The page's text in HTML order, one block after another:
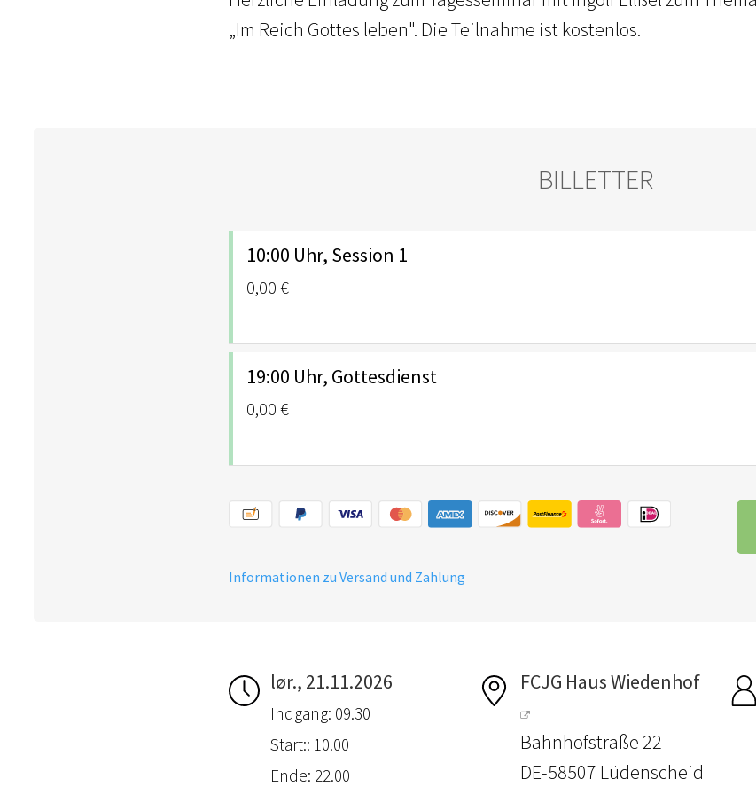
„Im Reich Gottes leben". Die Teilnahme ist kostenlos.
BILLETTER
10:00 Uhr, Session 1
0,00 €
19:00 Uhr, Gottesdienst
0,00 €
Informationen zu Versand und Zahlung
lør., 21.11.2026
Indgang: 09.30
Start:: 10.00
Ende: 22.00
FCJG Haus Wiedenhof
Bahnhofstraße 22
DE-58507 Lüdenscheid